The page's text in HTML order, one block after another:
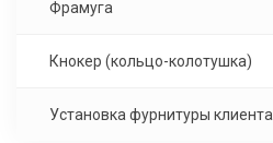
Фрамуга
Кнокер (кольцо-колотушка)
Установка фурнитуры клиента